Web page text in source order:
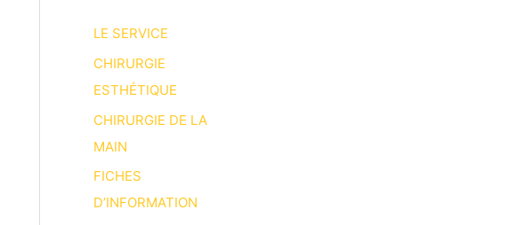
LE SERVICE
CHIRURGIE
ESTHÉTIQUE
CHIRURGIE DE LA
MAIN
FICHES
D’INFORMATION